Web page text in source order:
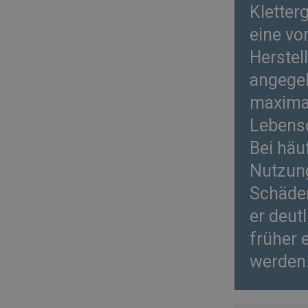
eine
Bei
er
früher
werden.